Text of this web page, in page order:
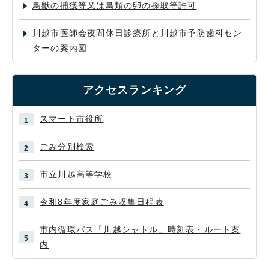
鳥獣の捕獲等又は鳥類の卵の採取等許可
川越市医師会夜間休日診療所と川越市予防歯科セン
ターの案内図
アクセスランキング
スマート市役所
ごみ分別検索
市立川越高等学校
令和8年度家庭ごみ収集日程表
市内循環バス「川越シャトル」時刻表・ルート案
内